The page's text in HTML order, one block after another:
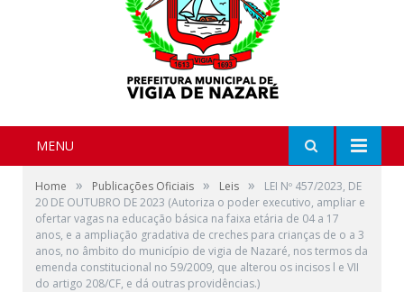
MENU
Home » Publicações Oficiais » Leis »
LEI Nº 457/2023, DE
20 DE OUTUBRO DE 2023 (Autoriza o poder executivo, ampliar e
ofertar vagas na educação básica na faixa etária de 04 a 17
anos, e a ampliação gradativa de creches para crianças de o a 3
anos, no âmbito do município de vigia de Nazaré, nos termos da
emenda constitucional no 59/2009, que alterou os incisos l e VII
do artigo 208/CF, e dá outras providências.)